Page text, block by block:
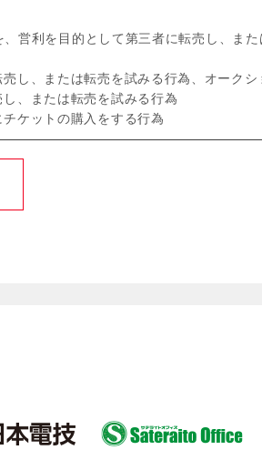
営利を目的として第三者に転売し、ま
し、または転売を試みる行為、オークシ
、または転売を試みる行為
ケットの購入をする行為